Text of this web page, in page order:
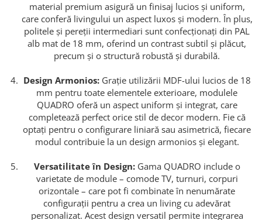
material premium asigură un finisaj lucios și uniform,
care conferă livingului un aspect luxos și modern. În plus,
politele și pereții intermediari sunt confecționați din PAL
alb mat de 18 mm, oferind un contrast subtil și plăcut,
precum și o structură robustă și durabilă.
Design Armonios:Grație utilizării MDF-ului lucios de 18
mm pentru toate elementele exterioare, modulele
QUADRO oferă un aspect uniform și integrat, care
completează perfect orice stil de decor modern. Fie că
optați pentru o configurare liniară sau asimetrică, fiecare
modul contribuie la un design armonios și elegant.
Versatilitate în Design:Gama QUADRO include o
varietate de module – comode TV, turnuri, corpuri
orizontale – care pot fi combinate în nenumărate
configurații pentru a crea un living cu adevărat
personalizat. Acest design versatil permite integrarea